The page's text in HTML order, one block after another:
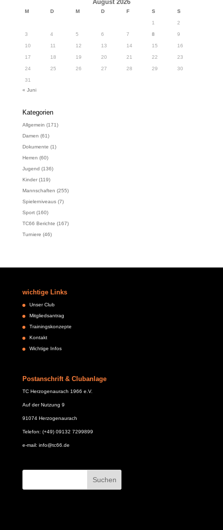
August 2026
M D M D F S S
1 2
3 4 5 6 7 8 9
10 11 12 13 14 15 16
17 18 19 20 21 22 23
24 25 26 27 28 29 30
31
« Juni
Kategorien
Allgemein (171)
Damen (61)
Dokumente (1)
Herren (60)
Jugend (136)
Kinder(119)
Mannschaften (255)
Spielerniveaus(7)
Sport(160)
TC66 Berichte (167)
Turniere (46)
wichtige Links
Unser Club
Mitgliedsantrag
Trainingskonzepte
Kontakt
Wichtige Infos
Postanschrift & Clubanlage
TC Herzogenaurach 1966 e.V.
Auf der Nutzung 9
91074 Herzogenaurach
Telefon: (+49) 09132 7299899
e-mail: info@tc66.de